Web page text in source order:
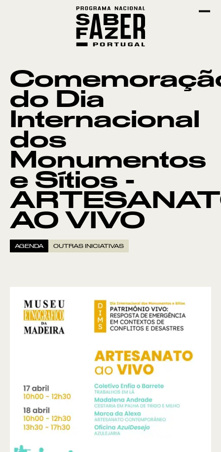
do Dia
Internacional
dos
Monumentos
e Sítios -
AO VIVO
AGENDA OUTRAS INICIATIVAS